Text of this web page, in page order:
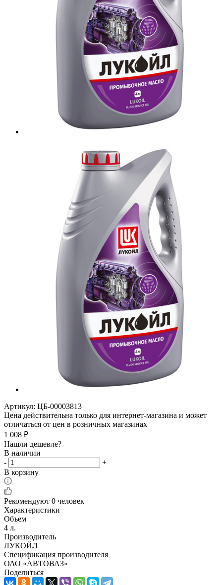
Артикул: ЦБ-00003813
Цена действительна только для интернет-магазина и может
отличаться от цен в розничных магазинах
1 008 ₽
Нашли дешевле?
В наличии
-
+
В корзину
Рекомендуют 0 человек
Характеристики
Объем
4 л.
Производитель
ЛУКОЙЛ
Спецификация производителя
ОАО «АВТОВАЗ»
Поделиться